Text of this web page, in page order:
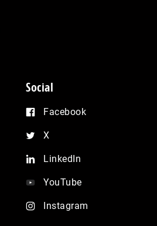
Social
Facebook
X
LinkedIn
YouTube
Instagram